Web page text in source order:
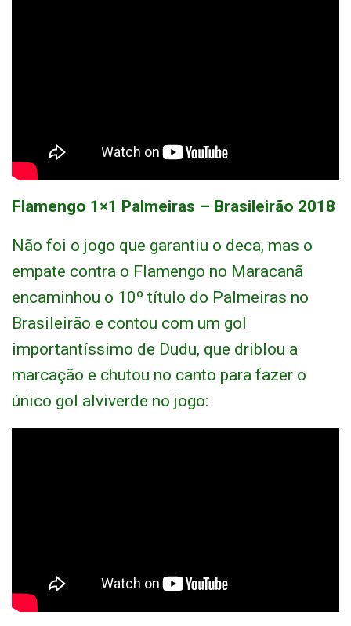
Flamengo 1×1 Palmeiras – Brasileirão 2018
Não foi o jogo que garantiu o deca, mas o
empate contra o Flamengo no Maracanã
encaminhou o 10º título do Palmeiras no
Brasileirão e contou com um gol
importantíssimo de Dudu, que driblou a
marcação e chutou no canto para fazer o
único gol alviverde no jogo: